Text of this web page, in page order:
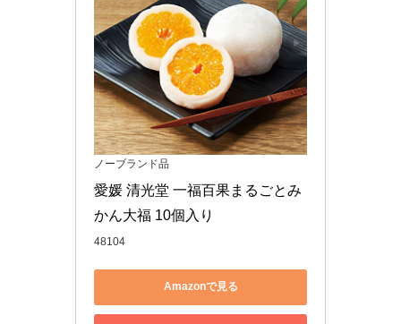
ノーブランド品
愛媛 清光堂 一福百果まるごとみ
かん大福 10個入り
48104
Amazonで見る